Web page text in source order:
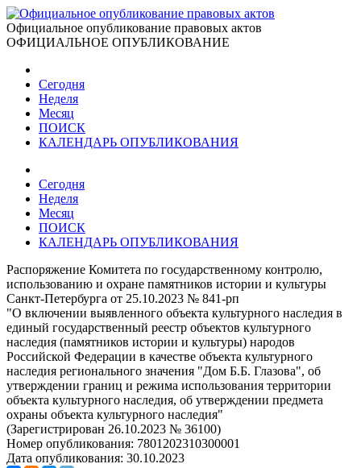
Официальное опубликование правовых актов
ОФИЦИАЛЬНОЕ ОПУБЛИКОВАНИЕ
Сегодня
Неделя
Месяц
ПОИСК
КАЛЕНДАРЬ ОПУБЛИКОВАНИЯ
Сегодня
Неделя
Месяц
ПОИСК
КАЛЕНДАРЬ ОПУБЛИКОВАНИЯ
Распоряжение Комитета по государственному контролю,
использованию и охране памятников истории и культуры
Санкт-Петербурга от 25.10.2023 № 841-рп
"О включении выявленного объекта культурного наследия в
единый государственный реестр объектов культурного
наследия (памятников истории и культуры) народов
Российской Федерации в качестве объекта культурного
наследия регионального значения "Дом Б.Б. Глазова", об
утверждении границ и режима использования территории
объекта культурного наследия, об утверждении предмета
охраны объекта культурного наследия"
(Зарегистрирован 26.10.2023 № 36100)
Номер опубликования: 7801202310300001
Дата опубликования: 30.10.2023